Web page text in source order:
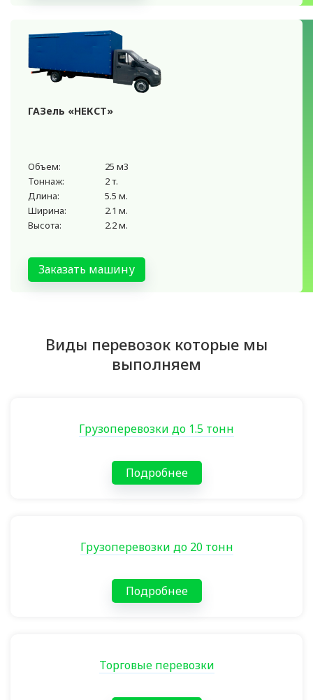
ГАЗель «НЕКСТ»
Объем:
25 м3
Тоннаж:
2 т.
Длина:
5.5 м.
Ширина:
2.1 м.
Высота:
2.2 м.
Заказать машину
Виды перевозок которые мы
выполняем
Грузоперевозки до 1.5 тонн
Подробнее
Грузоперевозки до 20 тонн
Подробнее
Торговые перевозки